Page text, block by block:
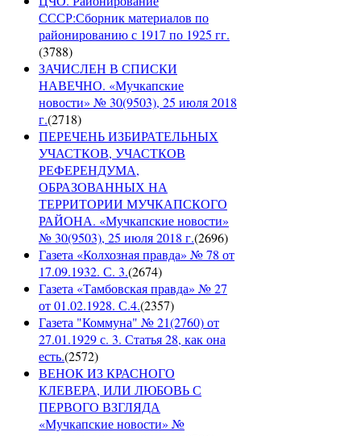
СССР:Сборник материалов по
районированию с 1917 по 1925 гг.
(3788)
ЗАЧИСЛЕН В СПИСКИ
НАВЕЧНО. «Мучкапские
новости» № 30(9503), 25 июля 2018
г.(2718)
ПЕРЕЧЕНЬ ИЗБИРАТЕЛЬНЫХ
УЧАСТКОВ, УЧАСТКОВ
РЕФЕРЕНДУМА,
ОБРАЗОВАННЫХ НА
ТЕРРИТОРИИ МУЧКАПСКОГО
РАЙОНА. «Мучкапские новости»
№ 30(9503), 25 июля 2018 г.(2696)
Газета «Колхозная правда» № 78 от
17.09.1932. С. 3.(2674)
Газета «Тамбовская правда» № 27
от 01.02.1928. С.4.(2357)
Газета "Коммуна" № 21(2760) от
27.01.1929 с. 3. Статья 28, как она
есть.(2572)
ВЕНОК ИЗ КРАСНОГО
КЛЕВЕРА, ИЛИ ЛЮБОВЬ С
ПЕРВОГО ВЗГЛЯДА
«Мучкапские новости» №